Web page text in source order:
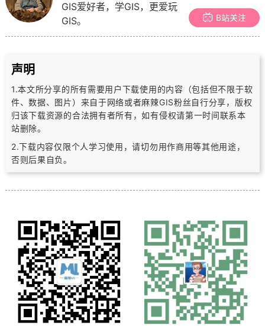
GIS爱好者，学GIS，更爱玩
GIS。
B站关注
声明
1.本文所分享的所有需要用户下载使用的内容（包括但不限于软
件、数据、图片） 来自于网络或者麻辣GIS粉丝自行分享，版权
归该下载资源的合法拥有者所有，如有侵权请第一时间联系本
站删除。
2.下载内容仅限个人学习使用，请切勿用作商用等其他用途，
否则后果自负。